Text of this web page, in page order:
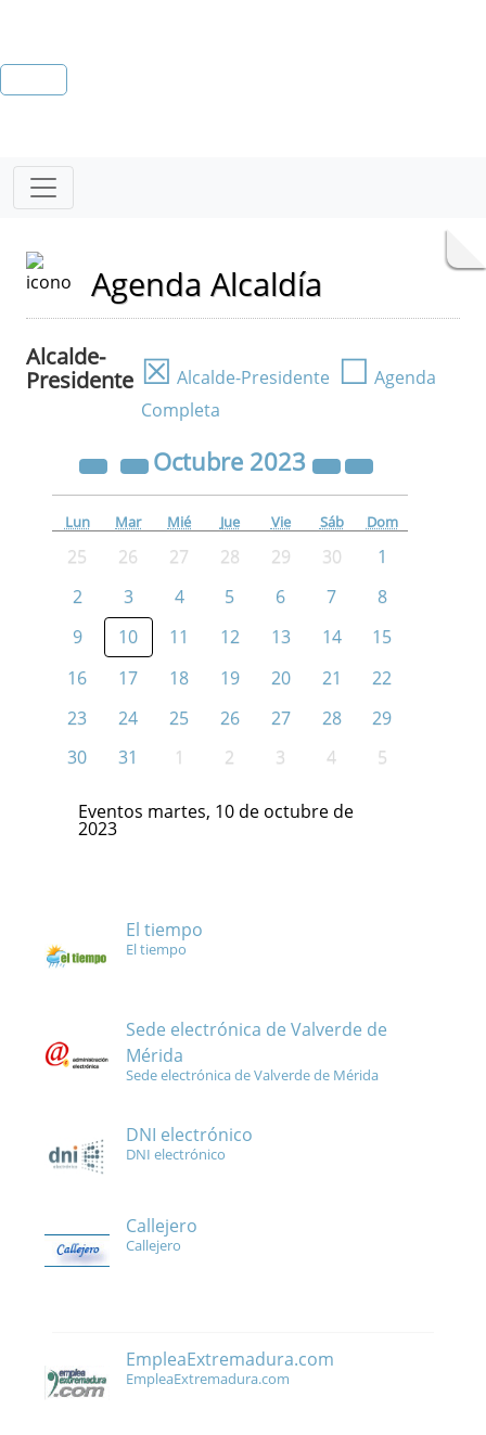
Agenda Alcaldía
Alcalde-
Presidente ☒ Alcalde-Presidente ☐ Agenda
Completa
Octubre 2023
Lun Mar Mié Jue Vie Sáb Dom
25 26 27 28 29 30
1
2
3 4 5 6 7
8
9
10 11 12 13 14
15
16
17 18 19 20 21
22
23
24 25 26 27 28
29
30
31 1 2 3 4 5
Eventos martes, 10 de octubre de
2023
El tiempo
El tiempo
Sede electrónica de Valverde de
Mérida
Sede electrónica de Valverde de Mérida
DNI electrónico
DNI electrónico
Callejero
Callejero
EmpleaExtremadura.com
EmpleaExtremadura.com